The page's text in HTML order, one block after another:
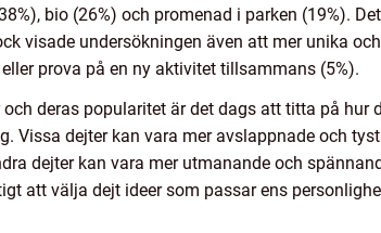
bio (26%) och promenad i parken (19%).
visade undersökningen även att mer unika
prova på en ny aktivitet tillsammans (5%).
deras popularitet är det dags att titta på hur
Vissa dejter kan vara mer avslappnade och
dejter kan vara mer utmanande och
att välja dejt ideer som passar ens